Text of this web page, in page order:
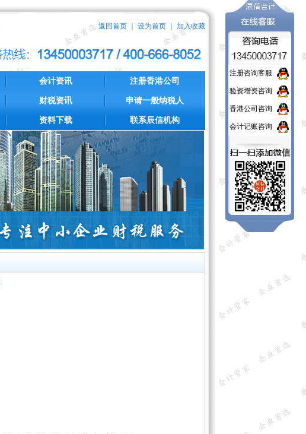
返回首页｜ 设为首页｜ 加入收藏
会计资讯
财税资讯
资料下载
注册香港公司
申请一般纳税人
联系辰信机构
注册咨询客服
验资增资咨询
香港公司咨询
会计记账咨询